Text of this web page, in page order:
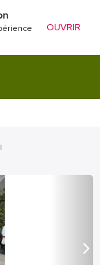
OUVRIR